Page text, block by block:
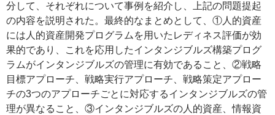
分して、それぞれについて事例を紹介し、上記の問題提起
の内容を説明された。最終的なまとめとして、①人的資産
には人的資産開発プログラムを用いたレディネス評価が効
果的であり、これを応用したインタンジブルズ構築プログ
ラムがインタンジブルズの管理に有効であること、②戦略
目標アプローチ、戦略実行アプローチ、戦略策定アプロー
チの3つのアプローチごとに対応するインタンジブルズの管
理が異なること、③インタンジブルズの人的資産、情報資